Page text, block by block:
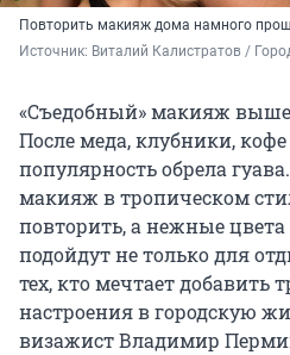
Повторить макияж дома намного
Источник: Виталий Калистратов /
«Съедобный» макияж
После меда, клубники,
популярность обрела
макияж в тропическом
повторить, а нежные
подойдут не только для
тех, кто мечтает добавить
настроения в городскую
визажист Владимир